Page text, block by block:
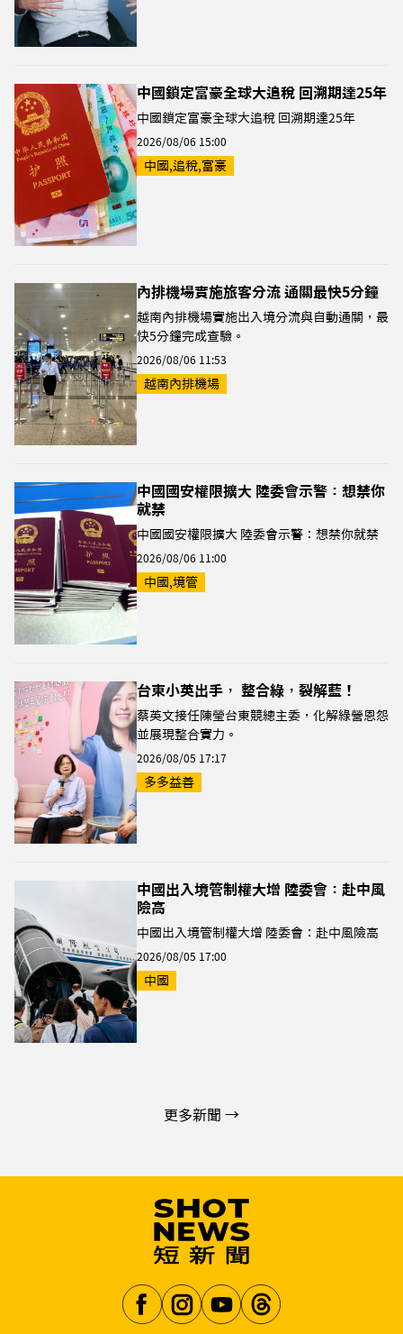
中國鎖定富豪全球大追稅 回溯期達25年
中國鎖定富豪全球大追稅 回溯期達25年
2026/08/06 15:00
中國,追稅,富豪
內排機場實施旅客分流 通關最快5分鐘
越南內排機場實施出入境分流與自動通關，最
快5分鐘完成查驗。
2026/08/06 11:53
越南內排機場
中國國安權限擴大 陸委會示警：想禁你
就禁
中國國安權限擴大 陸委會示警：想禁你就禁
2026/08/06 11:00
中國,境管
台東小英出手， 整合綠，裂解藍！
蔡英文接任陳瑩台東競總主委，化解綠營恩怨
並展現整合實力。
2026/08/05 17:17
多多益善
中國出入境管制權大增 陸委會：赴中風
險高
中國出入境管制權大增 陸委會：赴中風險高
2026/08/05 17:00
中國
更多新聞 →